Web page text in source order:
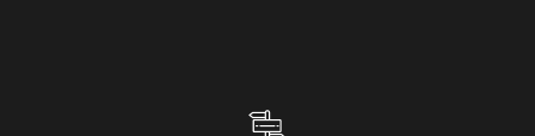
è possibile prenotare una formazione individuale come